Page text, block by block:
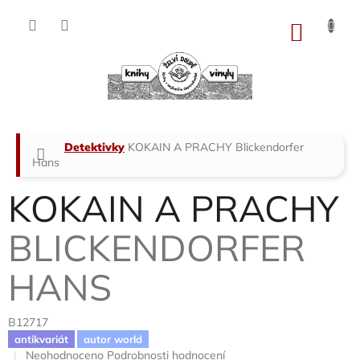
Domů
Detektivky KOKAIN A PRACHY Blickendorfer
Hans
KOKAIN A PRACHY
BLICKENDORFER
HANS
B12717
antikvariát autor world
Průměrné
Neohodnoceno Podrobnosti hodnocení